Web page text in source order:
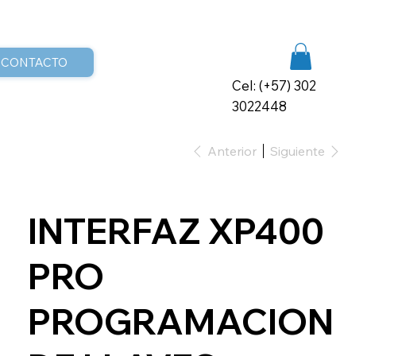
CONTACTO
Cel: (+57) 302
3022448
Anterior Siguiente
INTERFAZ XP400
PRO
PROGRAMACION